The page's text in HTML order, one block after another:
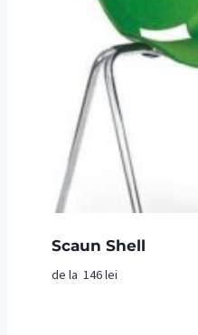
Scaun Shell
de la 146lei